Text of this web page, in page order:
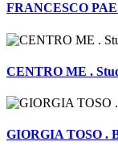
FRANCESCO
CENTRO ME .
GIORGIA TOSO .